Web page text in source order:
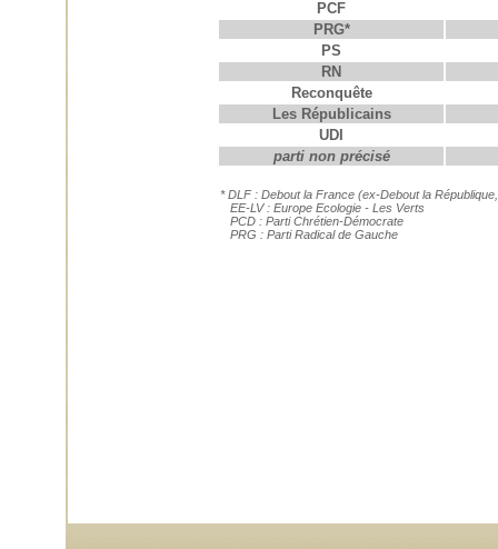
PCF
PRG*
PS
RN
Reconquête
Les Républicains
UDI
parti non précisé
* DLF : Debout la France (ex-Debout la
EE-LV : Europe Ecologie - Les Verts
PCD : Parti Chrétien-Démocrate
PRG : Parti Radical de Gauche